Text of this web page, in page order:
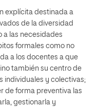
explícita destinada a
de la diversidad
a las necesidades
formales como no
a los docentes a que
también su centro de
individuales y colectivas;
de forma preventiva las
gestionarla y